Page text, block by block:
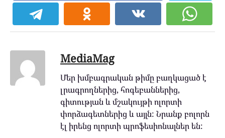
MediaMag
Մեր խմբագրական թիմը բաղկացած է
լրագրողներից, հոգեբաններից,
գիտության և մշակույթի ոլորտի
փորձագետներից և այլն: Նրանք բոլորն
էլ իրենց ոլորտի պրոֆեսիոնալներ են: